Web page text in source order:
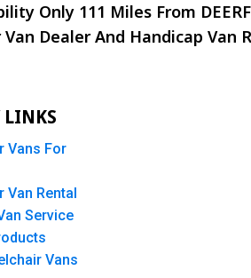
Only 111 Miles From
Dealer And Handicap Van
Vans For
Van Rental
Service
Vans